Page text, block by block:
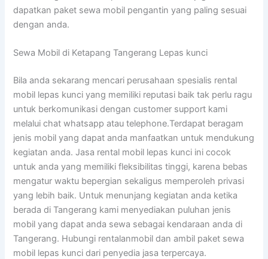
dapatkan paket sewa mobil pengantin yang paling sesuai
dengan anda.
Sewa Mobil di Ketapang Tangerang Lepas kunci
Bila anda sekarang mencari perusahaan spesialis rental
mobil lepas kunci yang memiliki reputasi baik tak perlu ragu
untuk berkomunikasi dengan customer support kami
melalui chat whatsapp atau telephone.Terdapat beragam
jenis mobil yang dapat anda manfaatkan untuk mendukung
kegiatan anda. Jasa rental mobil lepas kunci ini cocok
untuk anda yang memiliki fleksibilitas tinggi, karena bebas
mengatur waktu bepergian sekaligus memperoleh privasi
yang lebih baik. Untuk menunjang kegiatan anda ketika
berada di Tangerang kami menyediakan puluhan jenis
mobil yang dapat anda sewa sebagai kendaraan anda di
Tangerang. Hubungi rentalanmobil dan ambil paket sewa
mobil lepas kunci dari penyedia jasa terpercaya.